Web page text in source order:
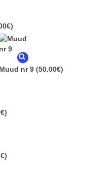
Muud nr 9 (50.00€)